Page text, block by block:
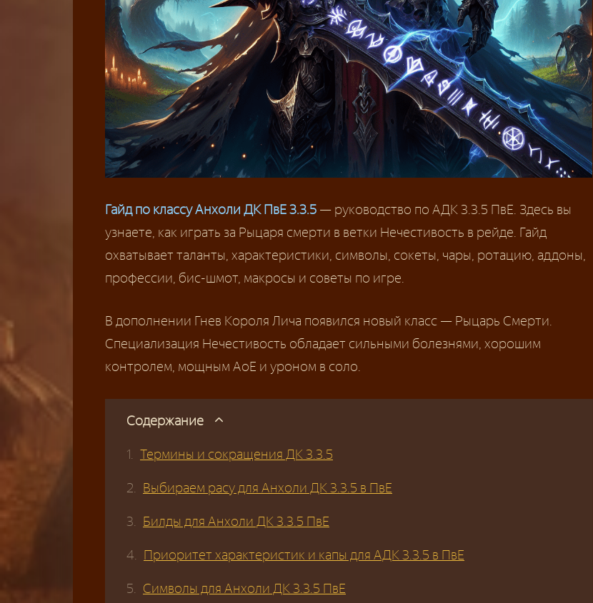
Гайд по классу Анхоли ДК ПвЕ 3.3.5 — руководство по АДК 3.3.5 ПвЕ. Здесь вы
узнаете, как играть за Рыцаря смерти в ветки Нечестивость в рейде. Гайд
охватывает таланты, характеристики, символы, сокеты, чары, ротацию, аддоны,
профессии, бис-шмот, макросы и советы по игре.
В дополнении Гнев Короля Лича появился новый класс — Рыцарь Смерти.
Специализация Нечестивость обладает сильными болезнями, хорошим
контролем, мощным АоЕ и уроном в соло.
Содержание
Термины и сокращения ДК 3.3.5
Выбираем расу для Анхоли ДК 3.3.5 в ПвЕ
Билды для Анхоли ДК 3.3.5 ПвЕ
Приоритет характеристик и капы для АДК 3.3.5 в ПвЕ
Символы для Анхоли ДК 3.3.5 ПвЕ